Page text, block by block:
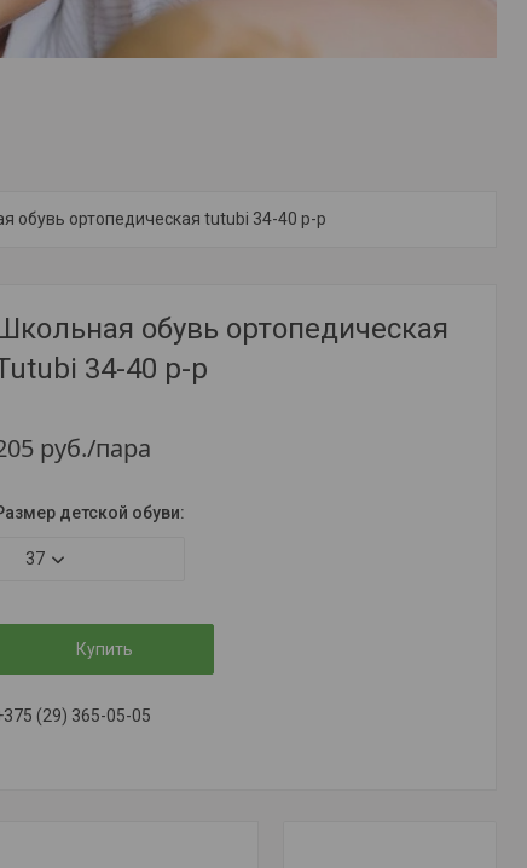
обувь ортопедическая tutubi 34-40 р-р
обувь ортопедическая
34-40 р-р
руб./пара
детской обуви:
37
Купить
(29) 365-05-05